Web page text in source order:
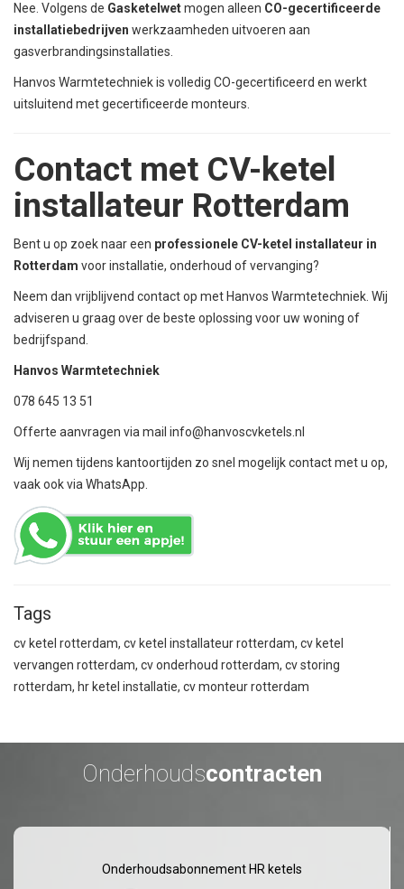
Nee. Volgens de Gasketelwetmogen alleen CO-gecertificeerde
installatiebedrijven werkzaamheden uitvoeren aan
gasverbrandingsinstallaties.
Hanvos Warmtetechniek is volledig CO-gecertificeerd en werkt
uitsluitend met gecertificeerde monteurs.
Contact met CV-ketel
installateur Rotterdam
Bent u op zoek naar een professionele CV-ketel installateur in
Rotterdam voor installatie, onderhoud of vervanging?
Neem dan vrijblijvend contact op met Hanvos Warmtetechniek. Wij
adviseren u graag over de beste oplossing voor uw woning of
bedrijfspand.
Hanvos Warmtetechniek
078 645 13 51
Offerte aanvragen via mail info@hanvoscvketels.nl
Wij nemen tijdens kantoortijden zo snel mogelijk contact met u op,
vaak ook via WhatsApp
Tags
cv ketel rotterdam, cv ketel installateur rotterdam, cv ketel
vervangen rotterdam, cv onderhoud rotterdam, cv storing
rotterdam, hr ketel installatie, cv monteur rotterdam
Onderhoudscontracten
Onderhoudsabonnement HR ketels